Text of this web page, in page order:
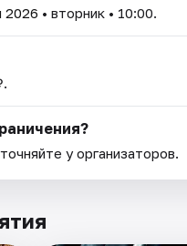
2026 • вторник • 10:00.
у организаторов.